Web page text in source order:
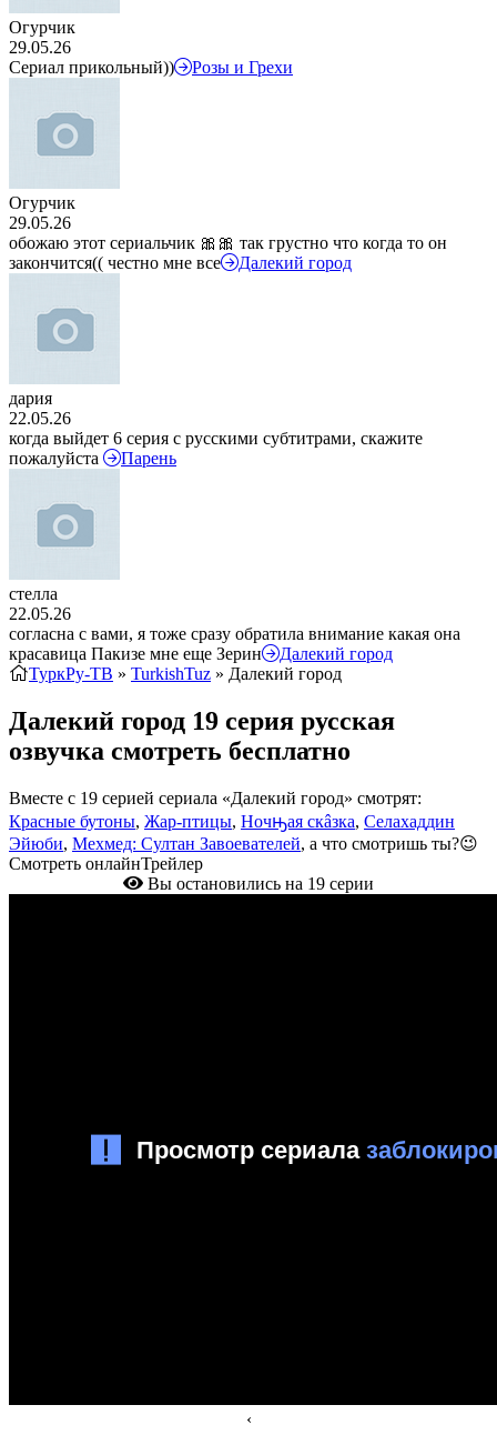
Огурчик
29.05.26
Сериал прикольный))
Розы и Грехи
Огурчик
29.05.26
обожаю этот сериальчик 🎀🎀 так грустно что когда то он
закончится(( честно мне все
Далекий город
дария
22.05.26
когда выйдет 6 серия с русскими субтитрами, скажите
пожалуйста
Парень
стелла
22.05.26
согласна с вами, я тоже сразу обратила внимание какая она
красавица Пакизе мне еще Зерин
Далекий город
ТуркРу-ТВ » TurkishTuz » Далекий город
Далекий город 19 серия русская
озвучка смотреть бесплатно
Вместе с 19 серией сериала «Далекий город» смотрят:
Красные бутоны, Жар-птицы, Ночԣая скâзка, Селахаддин
Эйюби, Мехмед: Султан Завоевателей, а что смотришь ты?😉
Смотреть онлайнТрейлер
Вы остановились на 19 серии
‹